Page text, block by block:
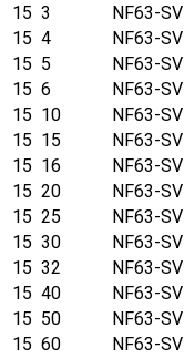
15 3 NF63-SV
15 4 NF63-SV
15 5 NF63-SV
15 6 NF63-SV
15 10 NF63-SV
15 15 NF63-SV
15 16 NF63-SV
15 20 NF63-SV
15 25 NF63-SV
15 30 NF63-SV
15 32 NF63-SV
15 40 NF63-SV
15 50 NF63-SV
15 60 NF63-SV